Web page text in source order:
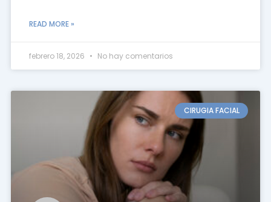
READ MORE »
febrero 18, 2026 No hay comentarios
CIRUGIA FACIAL